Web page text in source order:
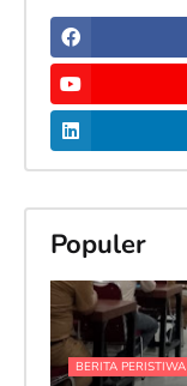
Populer
BERITA PERISTIWA